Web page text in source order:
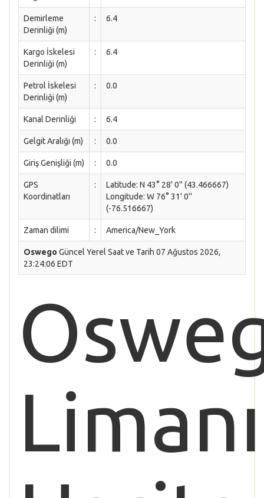
Demirleme
Derinliği (m)
: 6.4
Kargo İskelesi
Derinliği (m)
: 6.4
Petrol İskelesi
Derinliği (m)
: 0.0
Kanal Derinliği : 6.4
Gelgit Aralığı (m) : 0.0
Giriş Genişliği (m) : 0.0
GPS
Koordinatları
:
Latitude: N 43° 28' 0'' (43.466667)
Longitude: W 76° 31' 0''
(-76.516667)
Zaman dilimi : America/New_York
Oswego Güncel Yerel Saat ve Tarih 07 Ağustos 2026,
23:24:06 EDT
Limanı